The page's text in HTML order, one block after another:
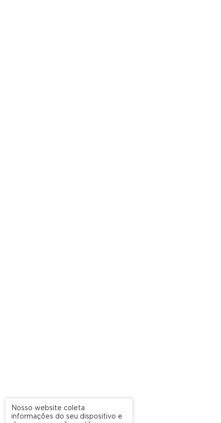
Nosso website coleta
informações do seu dispositivo e